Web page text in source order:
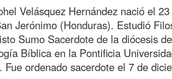
Velásquez Hernández nació el
Jerónimo (Honduras). Estudió
Sumo Sacerdote de la diócesis
Bíblica en la Pontificia
Fue ordenado sacerdote el 7 de